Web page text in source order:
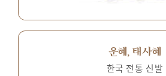
운혜, 태사혜
한국 전통 신발